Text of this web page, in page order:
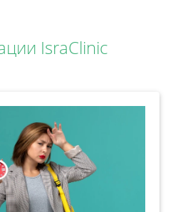
IsraClinic